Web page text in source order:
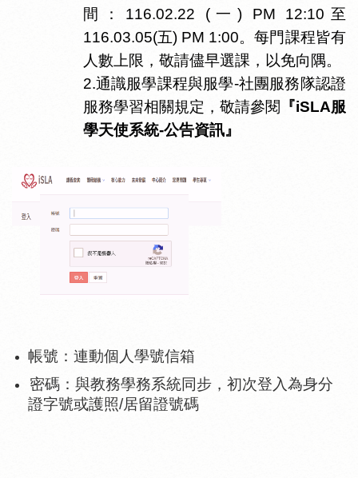
間： 116.02.22 (一 ) PM 12:10 至
116.03.05(五) PM 1:00。每門課程皆有
人數上限，敬請儘早選課，以免向隅。
2.通識服學課程與服學-社團服務隊認證
服務學習相關規定 ，敬請參閱 『iSLA服
學天使系統-公告資訊』
帳號： 連動個人學號信箱
密碼： 與教務學務系統同步，初次登入為身分
證字號或護照/居留證號碼